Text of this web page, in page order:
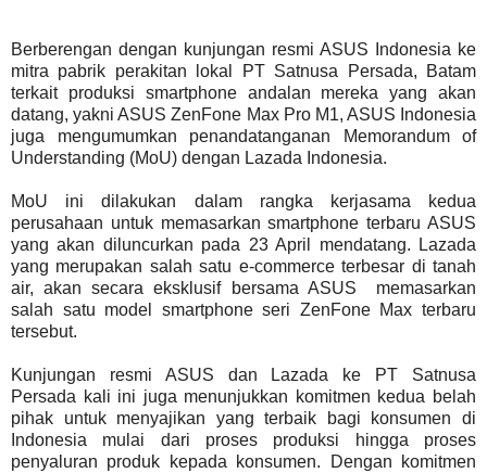
Berberengan dengan kunjungan resmi ASUS Indonesia ke
mitra pabrik perakitan lokal PT Satnusa Persada, Batam
terkait produksi smartphone andalan mereka yang akan
datang, yakni ASUS ZenFone Max Pro M1, ASUS Indonesia
juga mengumumkan penandatanganan Memorandum of
Understanding (MoU) dengan Lazada Indonesia.
MoU ini dilakukan dalam rangka kerjasama kedua
perusahaan untuk memasarkan smartphone terbaru ASUS
yang akan diluncurkan pada 23 April mendatang. Lazada
yang merupakan salah satu e-commerce terbesar di tanah
air, akan secara eksklusif bersama ASUS memasarkan
salah satu model smartphone seri ZenFone Max terbaru
tersebut.
Kunjungan resmi ASUS dan Lazada ke PT Satnusa
Persada kali ini juga menunjukkan komitmen kedua belah
pihak untuk menyajikan yang terbaik bagi konsumen di
Indonesia mulai dari proses produksi hingga proses
penyaluran produk kepada konsumen. Dengan komitmen